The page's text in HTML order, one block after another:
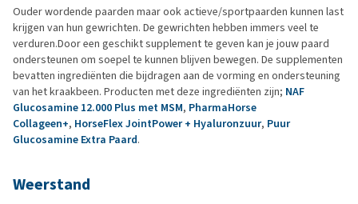
Ouder wordende paarden maar ook actieve/sportpaarden kunnen last
krijgen van hun gewrichten. De gewrichten hebben immers veel te
verduren.Door een geschikt supplement te geven kan je jouw paard
ondersteunen om soepel te kunnen blijven bewegen. De supplementen
bevatten ingrediënten die bijdragen aan de vorming en ondersteuning
van het kraakbeen. Producten met deze ingrediënten zijn; NAF
Glucosamine 12.000 Plus met MSM, PharmaHorse
Collageen+, HorseFlex JointPower + Hyaluronzuur, Puur
Glucosamine Extra Paard.
Weerstand